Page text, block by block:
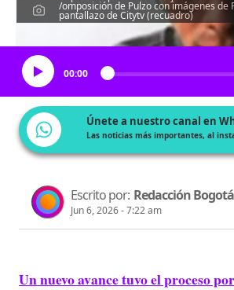
/omposición de Pulzo con imágenes de
pantallazo de Citytv (recuadro)
Escucha el artículo
00:00
Únete a nuestro canal en
Las noticias más importantes, al
Escrito por: Redacción Bogotá
Jun 6, 2026 - 7:22 am
Un nuevo avance tuvo el proceso